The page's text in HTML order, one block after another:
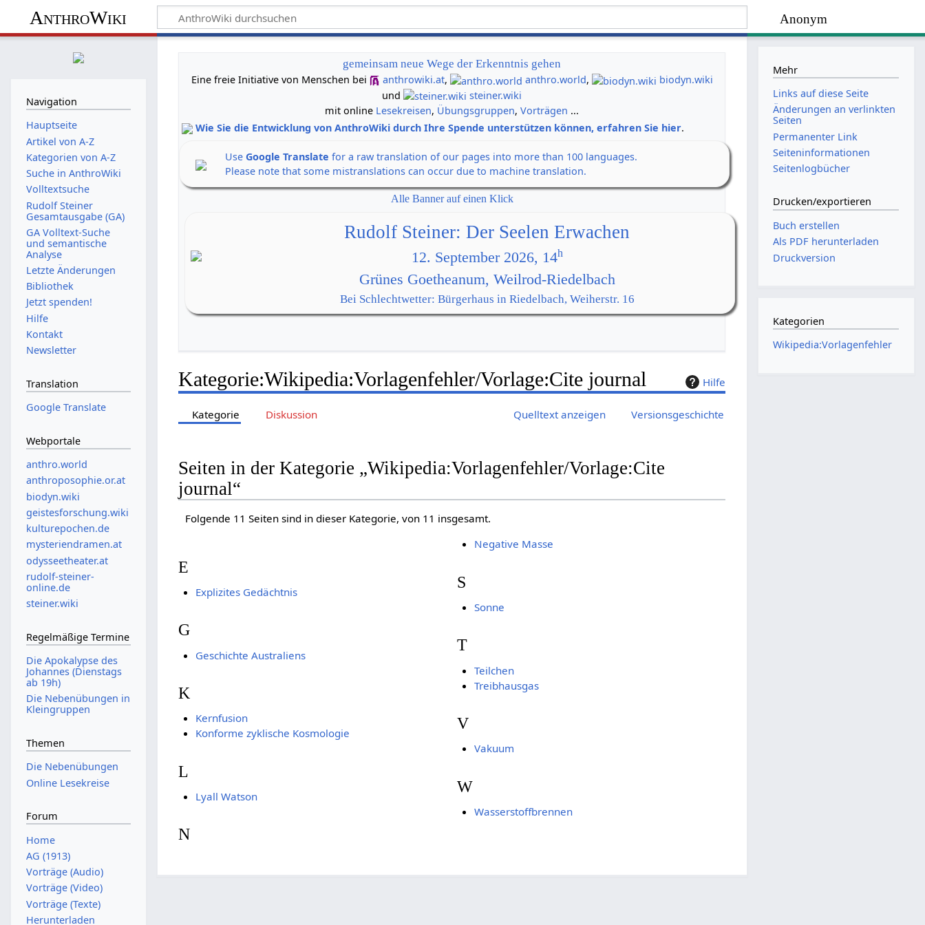
Anonym
AnthroWiki
gemeinsam neue Wege der Erkenntnis gehen
Eine freie Initiative von Menschen bei
anthrowiki.at, anthro.world,
biodyn.wiki
und
steiner.wiki
mit online Lesekreisen, Übungsgruppen,Vorträgen ...
Wie Sie die Entwicklung von AnthroWiki durch Ihre Spende unterstützen können, erfahren Sie hier.
UseGoogle Translate for a raw translation of our pages into more than 100 languages.
Please note that some mistranslations can occur due to machine translation.
Alle Banner auf einen Klick
Rudolf Steiner: Der Seelen Erwachen
12. September 2026, 14h
Grünes Goetheanum, Weilrod-Riedelbach
Bei Schlechtwetter: Bürgerhaus in Riedelbach, Weiherstr. 16
Hilfe
Kategorie:Wikipedia:Vorlagenfehler/Vorlage:Cite journal
Kategorie Diskussion Quelltext anzeigen Versionsgeschichte
Seiten in der Kategorie „Wikipedia:Vorlagenfehler/Vorlage:Cite
journal“
Folgende 11 Seiten sind in dieser Kategorie, von 11 insgesamt.
E
Explizites Gedächtnis
G
Geschichte Australiens
K
Kernfusion
Konforme zyklische Kosmologie
L
Lyall Watson
N
Negative Masse
S
Sonne
T
Teilchen
Treibhausgas
V
Vakuum
W
Wasserstoffbrennen
Navigation
Hauptseite
Artikel von A-Z
Kategorien von A-Z
Suche in AnthroWiki
Volltextsuche
Rudolf Steiner
Gesamtausgabe (GA)
GA Volltext-Suche
und semantische
Analyse
Letzte Änderungen
Bibliothek
Jetzt spenden!
Hilfe
Kontakt
Newsletter
Translation
Google Translate
Webportale
anthro.world
anthroposophie.or.at
biodyn.wiki
geistesforschung.wiki
kulturepochen.de
mysteriendramen.at
odysseetheater.at
rudolf-steiner-
online.de
steiner.wiki
Regelmäßige Termine
Die Apokalypse des
Johannes (Dienstags
ab 19h)
Die Nebenübungen in
Kleingruppen
Themen
Die Nebenübungen
Online Lesekreise
Forum
Home
AG (1913)
Vorträge (Audio)
Vorträge (Video)
Vorträge (Texte)
Herunterladen
Mehr
Links auf diese Seite
Änderungen an verlinkten
Seiten
Permanenter Link
Seiten­­informationen
Seitenlogbücher
Drucken/­exportieren
Buch erstellen
Als PDF herunterladen
Druckversion
Kategorien
Wikipedia:Vorlagenfehler